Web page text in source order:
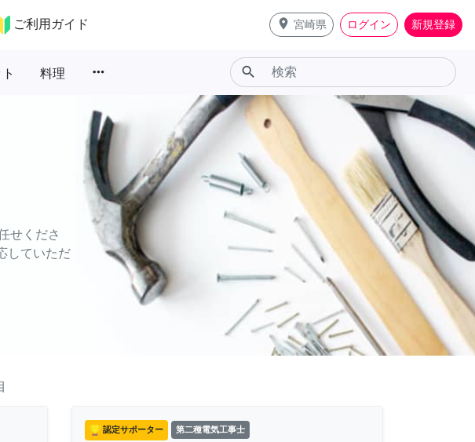
ご利用ガイド place 宮崎県 ログイン 新規登録
料理 more_horiz search
せくださ
していただ
認定サポーター 第二種電気工事士